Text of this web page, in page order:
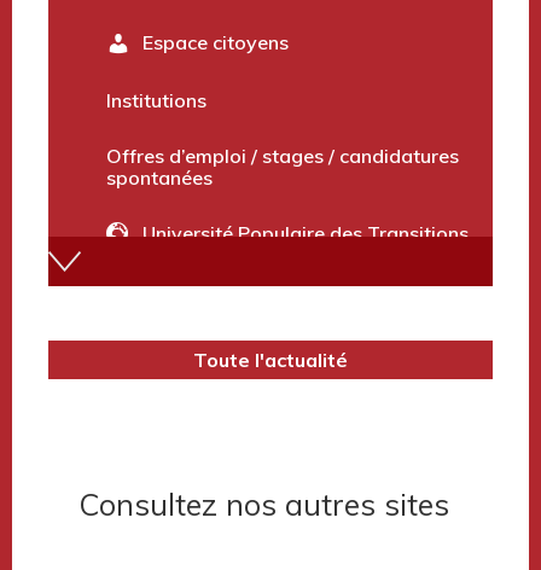
Espace citoyens
Institutions
Offres d’emploi / stages / candidatures
spontanées
Université Populaire des Transitions
Annuaire des services
Marchés publics et avis divers
Toute l'actualité
Consultez nos autres sites